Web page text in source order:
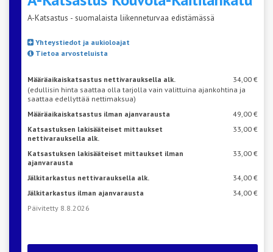
A-Katsastus - suomalaista liikenneturvaa edistämässä
Yhteystiedot ja aukioloajat
Tietoa arvosteluista
Määräaikaiskatsastus nettivarauksella alk.
34,00 €
(edullisin hinta saattaa olla tarjolla vain valittuina ajankohtina ja
saattaa edellyttää nettimaksua)
Määräaikaiskatsastus ilman ajanvarausta
49,00 €
Katsastuksen lakisääteiset mittaukset
nettivarauksella alk.
33,00 €
Katsastuksen lakisääteiset mittaukset ilman
ajanvarausta
33,00 €
Jälkitarkastus nettivarauksella alk.
34,00 €
Jälkitarkastus ilman ajanvarausta
34,00 €
Päivitetty 8.8.2026